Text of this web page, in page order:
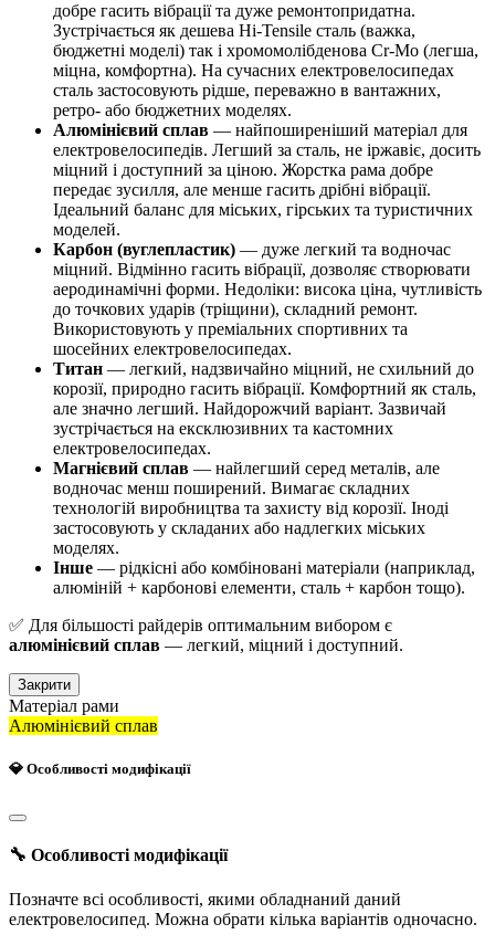
добре гасить вібрації та дуже ремонтопридатна.
Зустрічається як дешева Hi‑Tensile сталь (важка,
бюджетні моделі) так і хромомолібденова Cr‑Mo (легша,
міцна, комфортна). На сучасних електровелосипедах
сталь застосовують рідше, переважно в вантажних,
ретро‑ або бюджетних моделях.
Алюмінієвий сплав — найпоширеніший матеріал для
електровелосипедів. Легший за сталь, не іржавіє, досить
міцний і доступний за ціною. Жорстка рама добре
передає зусилля, але менше гасить дрібні вібрації.
Ідеальний баланс для міських, гірських та туристичних
моделей.
Карбон (вуглепластик) — дуже легкий та водночас
міцний. Відмінно гасить вібрації, дозволяє створювати
аеродинамічні форми. Недоліки: висока ціна, чутливість
до точкових ударів (тріщини), складний ремонт.
Використовують у преміальних спортивних та
шосейних електровелосипедах.
Титан — легкий, надзвичайно міцний, не схильний до
корозії, природно гасить вібрації. Комфортний як сталь,
але значно легший. Найдорожчий варіант. Зазвичай
зустрічається на ексклюзивних та кастомних
електровелосипедах.
Магнієвий сплав — найлегший серед металів, але
водночас менш поширений. Вимагає складних
технологій виробництва та захисту від корозії. Іноді
застосовують у складаних або надлегких міських
моделях.
Інше — рідкісні або комбіновані матеріали (наприклад,
алюміній + карбонові елементи, сталь + карбон тощо).
✅ Для більшості райдерів оптимальним вибором є
алюмінієвий сплав — легкий, міцний і доступний.
Закрити
Матеріал рами
Алюмінієвий сплав
💎 Особливості модифікації
🔧 Особливості модифікації
Позначте всі особливості, якими обладнаний даний
електровелосипед. Можна обрати кілька варіантів одночасно.